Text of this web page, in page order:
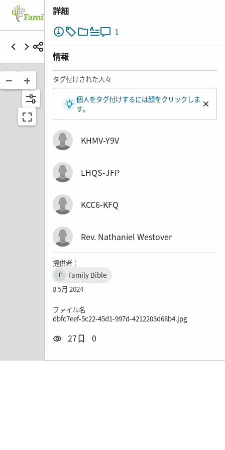
WESTOVER FAMILY REGISTER
詳細
1
情報
タグ付けされた人々
個人をタグ付けするには顔をクリックしま
す。
KHMV-Y9V
LHQS-JFP
KCC6-KFQ
Rev. Nathaniel Westover
提供者：
F
Family Bible
8 5月 2024
ファイル名
dbfc7eef-5c22-45d1-997d-4212203d68b4.jpg
27 0